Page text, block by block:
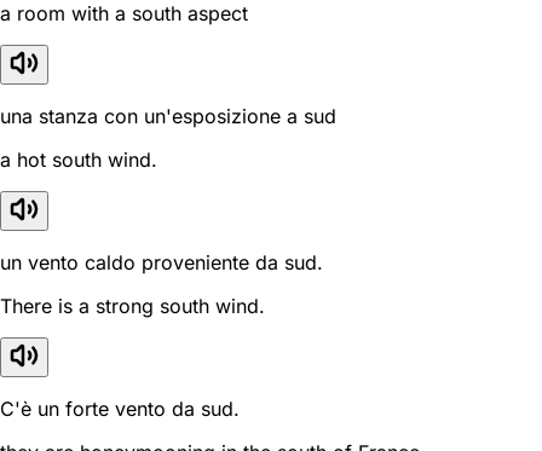
a room with a south aspect
una stanza con un'esposizione a sud
a hot south wind.
un vento caldo proveniente da sud.
There is a strong south wind.
C'è un forte vento da sud.